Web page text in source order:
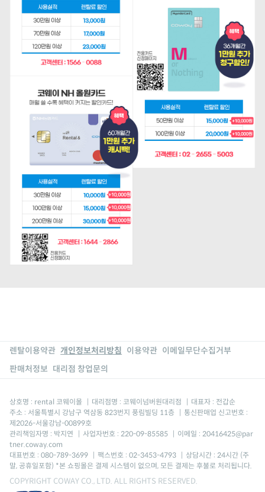
렌탈이용약관 개인정보처리방침 이용약관 이메일무단수집거부
판매처정보 대리점 창업문의
상호명 : rental 코웨이몰 대리점명 : 코웨이넘버원대리점
대표자 : 전갑순
주소 : 서울특별시 강남구 역삼동 823번지 풍림빌딩 11층
통신판매업 신고번호 :
제2026-서울강남-00899호
관리책임자명 : 박지연
사업자번호 : 220-09-85585
이메일 : 20416425@par
tner.coway.com
대표번호 : 080-789-3699
팩스번호 : 02-3453-4793
상담시간 : 24시간 (주
말, 공휴일포함) *본 쇼핑몰은 결제 시스템이 없으며, 모든 결제는 후불로 처리됩니다.
COPYRIGHT COWAY CO., LTD. ALL RIGHTS RESERVED.